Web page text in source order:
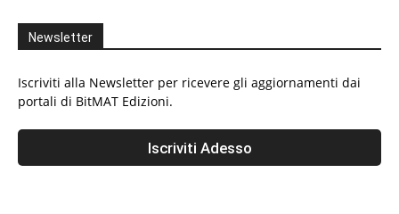
Newsletter
Iscriviti alla Newsletter per ricevere gli aggiornamenti dai
portali di BitMAT Edizioni.